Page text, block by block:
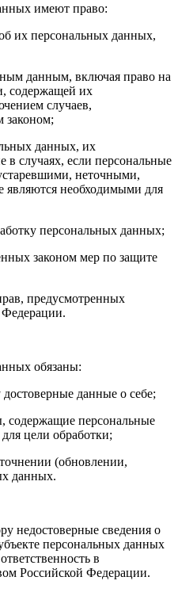
имеют право:
их персональных данных,
данным, включая право на
содержащей их
случаев,
законом;
данных, их
случаях, если персональные
неточными,
являются необходимыми для
персональных данных;
законом мер по защите
предусмотренных
Федерации.
обязаны:
данные о себе;
содержащие персональные
цели обработки;
(обновлении,
данных.
недостоверные сведения о
персональных данных
в
Российской Федерации.